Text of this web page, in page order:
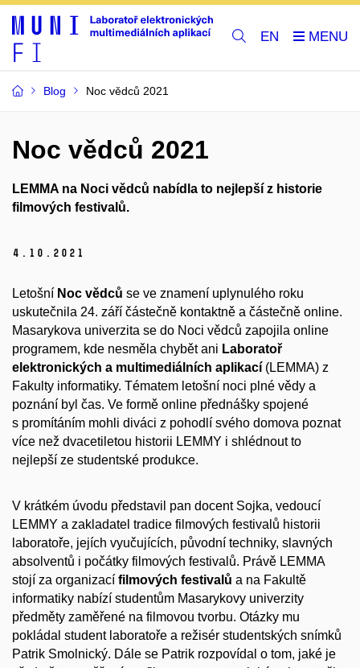
EN
Blog Noc vědců 2021
Noc vědců 2021
LEMMA na Noci vědců nabídla to nejlepší z historie
filmových festivalů.
4. 10. 2021
Letošní Noc vědců se ve znamení uplynulého roku
uskutečnila 24. září částečně kontaktně a částečně online.
Masarykova univerzita se do Noci vědců zapojila online
programem, kde nesměla chybět ani Laboratoř
elektronických a multimediálních aplikací (LEMMA) z
Fakulty informatiky. Tématem letošní noci plné vědy a
poznání byl čas. Ve formě online přednášky spojené
s promítáním mohli diváci z pohodlí svého domova poznat
více než dvacetiletou historii LEMMY i shlédnout to
nejlepší ze studentské produkce.
V krátkém úvodu představil pan docent Sojka, vedoucí
LEMMY a zakladatel tradice filmových festivalů historii
laboratoře, jejích vyučujících, původní techniky, slavných
absolventů i počátky filmových festivalů. Právě LEMMA
stojí za organizací filmových festivalů a na Fakultě
informatiky nabízí studentům Masarykovy univerzity
předměty zaměřené na filmovou tvorbu. Otázky mu
pokládal student laboratoře a režisér studentských snímků
Patrik Smolnický. Dále se Patrik rozpovídal o tom, jaké je